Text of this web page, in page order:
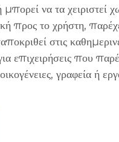
να τα χειριστεί
προς το χρήστη,
στις
επιχειρήσεις που
γραφεία ή